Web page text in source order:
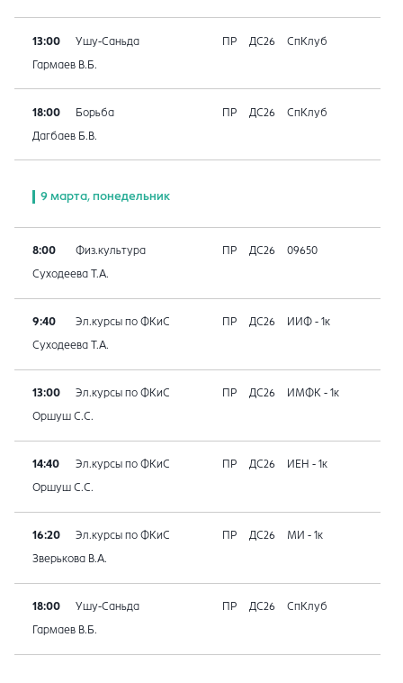
13:00 Ушу-Саньда ПР ДС26 СпКлуб
Гармаев В.Б.
18:00 Борьба ПР ДС26 СпКлуб
Дагбаев Б.В.
9 марта, понедельник
8:00 Физ.культура ПР ДС26 09650
Суходеева Т.А.
9:40 Эл.курсы по ФКиС ПР ДС26 ИИФ - 1к
Суходеева Т.А.
13:00 Эл.курсы по ФКиС ПР ДС26 ИМФК - 1к
Оршуш С.С.
14:40 Эл.курсы по ФКиС ПР ДС26 ИЕН - 1к
Оршуш С.С.
16:20 Эл.курсы по ФКиС ПР ДС26 МИ - 1к
Зверькова В.А.
18:00 Ушу-Саньда ПР ДС26 СпКлуб
Гармаев В.Б.